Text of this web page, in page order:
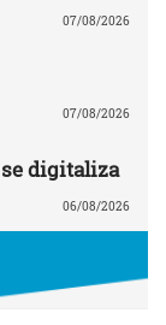
07/08/2026
07/08/2026
digitaliza
06/08/2026